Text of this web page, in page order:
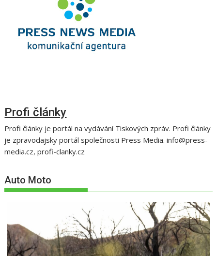
Profi články
Profi články je portál na vydávání Tiskových zpráv. Profi články
je zpravodajsky portál společnosti Press Media. info@press-
media.cz, profi-clanky.cz
Auto Moto